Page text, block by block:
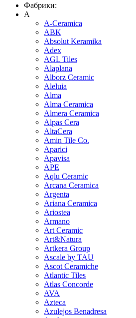
Фабрики:
A
A-Ceramica
ABK
Absolut Keramika
Adex
AGL Tiles
Alaplana
Alborz Ceramic
Aleluia
Alma
Alma Ceramica
Almera Ceramica
Alpas Cera
AltaCera
Amin Tile Co.
Aparici
Apavisa
APE
Aqlu Ceramic
Arcana Ceramica
Argenta
Ariana Ceramica
Ariostea
Armano
Art Ceramic
Art&Natura
Artkera Group
Ascale by TAU
Ascot Ceramiche
Atlantic Tiles
Atlas Concorde
AVA
Azteca
Azulejos Benadresa